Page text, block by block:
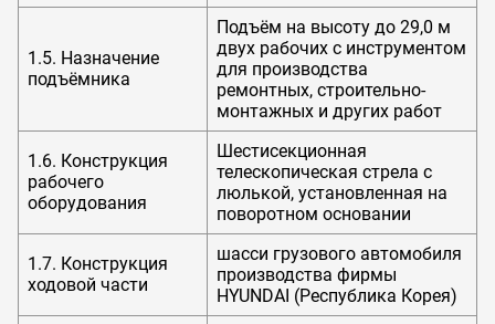
1.5. Назначение
подъёмника
Подъём на высоту до 29,0 м
двух рабочих с инструментом
для производства
ремонтных, строительно-
монтажных и других работ
1.6. Конструкция
рабочего
оборудования
Шестисекционная
телескопическая стрела с
люлькой, установленная на
поворотном основании
1.7. Конструкция
ходовой части
шасси грузового автомобиля
производства фирмы
HYUNDAI (Республика Корея)